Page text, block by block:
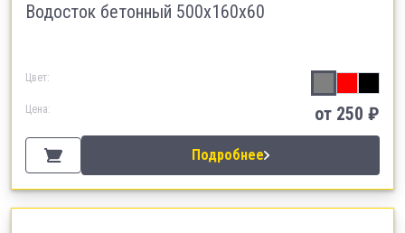
Водосток бетонный 500х160х60
Цвет:
Цена: от 250 ₽
Подробнее